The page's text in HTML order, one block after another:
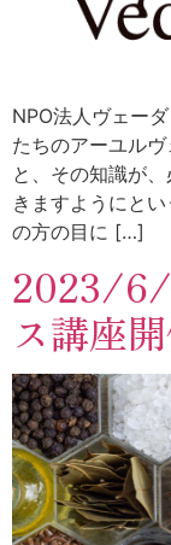
NPO法人ヴェー
たちのアーユル
と、その知識が
きますようにと
の方の目に […]
2023/6/
ス講座